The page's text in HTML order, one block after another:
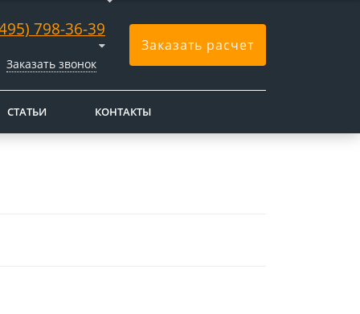
798-36-39
Заказать звонок
Заказать расчет
СТАТЬИ КОНТАКТЫ